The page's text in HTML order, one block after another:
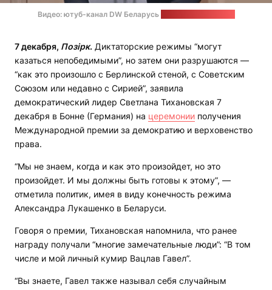
Видео: ютуб-канал DW Беларусь
7 декабря, Позірк. Диктаторские режимы “могут
казаться непобедимыми”, но затем они разрушаются —
“как это произошло с Берлинской стеной, с Советским
Союзом или недавно с Сирией”, заявила
демократический лидер Светлана Тихановская 7
декабря в Бонне (Германия) на церемонии получения
Международной премии за демократию и верховенство
права.
“Мы не знаем, когда и как это произойдет, но это
произойдет. И мы должны быть готовы к этому”, —
отметила политик, имея в виду конечность режима
Александра Лукашенко в Беларуси.
Говоря о премии, Тихановская напомнила, что ранее
награду получали “многие замечательные люди”: “В том
числе и мой личный кумир Вацлав Гавел”.
“Вы знаете, Гавел также называл себя случайным